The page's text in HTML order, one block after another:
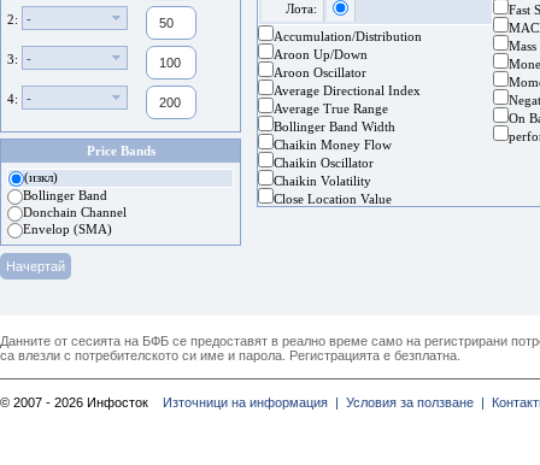
2: -
3: -
4: -
Price Bands
(изкл)
Bollinger Band
Donchain Channel
Envelop (SMA)
Лота:
Accumulation/Distribution
Aroon Up/Down
Aroon Oscillator
Average Directional Index
Average True Range
Bollinger Band Width
Chaikin Money Flow
Chaikin Oscillator
Chaikin Volatility
Close Location Value
Fast
On
Данните от сесията на БФБ се предоставят в реално време само на регистрирани
са влезли с потребителското си име и парола. Регистрацията е безплатна.
© 2007 - 2026 Инфосток Източници на информация | Условия за ползване |